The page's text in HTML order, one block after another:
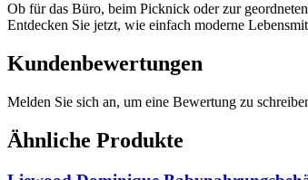
Ob für das Büro, beim Picknick oder zur
Entdecken Sie jetzt, wie einfach moderne
Kundenbewertungen
Melden Sie sich an, um eine Bewertung zu
Ähnliche Produkte